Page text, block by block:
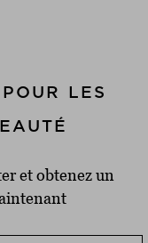
LES
et obtenez un